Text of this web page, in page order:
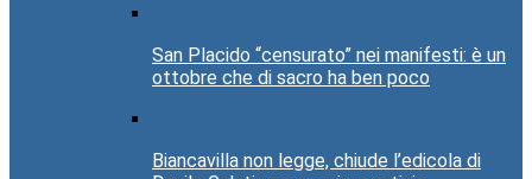
San Placido “censurato” nei manifesti: è un
ottobre che di sacro ha ben poco
Biancavilla non legge, chiude l’edicola di